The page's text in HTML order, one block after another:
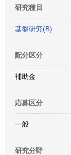
研究種目
基盤研究(B)
配分区分
補助金
応募区分
一般
研究分野